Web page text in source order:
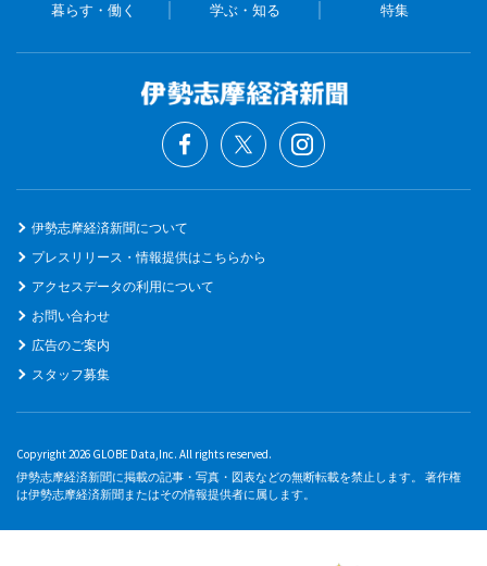
暮らす・働く 学ぶ・知る 特集
伊勢志摩経済新聞について
プレスリリース・情報提供はこちらから
アクセスデータの利用について
お問い合わせ
広告のご案内
スタッフ募集
Copyright 2026 GLOBE Data,Inc. All rights reserved.
伊勢志摩経済新聞に掲載の記事・写真・図表などの無断転載を禁止します。 著作権
は伊勢志摩経済新聞またはその情報提供者に属します。